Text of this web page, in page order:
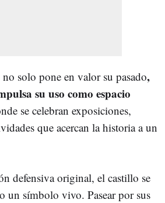
solo pone en valor su pasado,
su uso como espacio
se celebran exposiciones,
que acercan la historia a un
defensiva original, el castillo se
un símbolo vivo. Pasear por sus